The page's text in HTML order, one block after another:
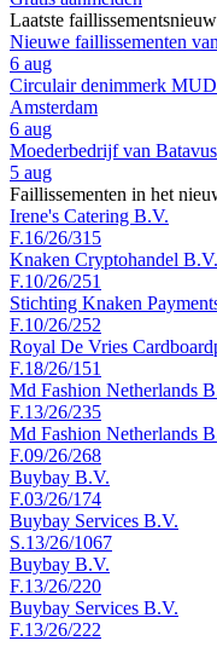
Laatste
Nieuwe faillissementen
6 aug
Circulair denimmerk
Amsterdam
6 aug
Moederbedrijf van
5 aug
Faillissementen in het
Irene's Catering B.V.
F.16/26/315
Knaken Cryptohandel B.V.
F.10/26/251
Stichting Knaken
F.10/26/252
Royal De Vries
F.18/26/151
Md Fashion Netherlands
F.13/26/235
Md Fashion Netherlands
F.09/26/268
Buybay B.V.
F.03/26/174
Buybay Services B.V.
S.13/26/1067
Buybay B.V.
F.13/26/220
Buybay Services B.V.
F.13/26/222